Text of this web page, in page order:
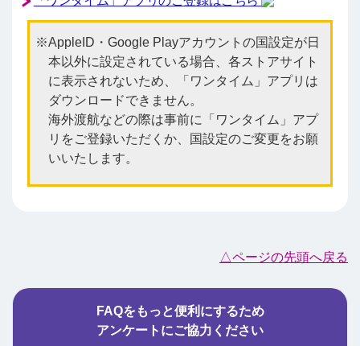
AppleID・Google Playアカウントの国設定が日
本以外に設定されている場合、各ストアサイト
に表示されないため、「ワンタイム」アプリは
ダウンロードできません。
海外渡航などの際は事前に「ワンタイム」アプ
リをご登録いただくか、国設定のご変更をお願
いいたします。
△ページの先頭へ戻る
FAQをもっと便利にするため
アンケートにご協力ください